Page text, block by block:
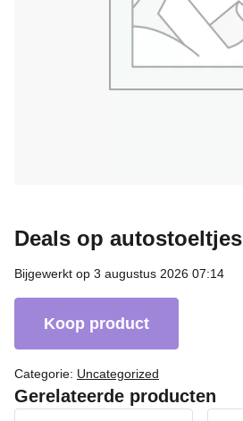
Deals op autostoeltjes
Bijgewerkt op 3 augustus 2026 07:14
Koop product
Categorie: Uncategorized
Gerelateerde producten